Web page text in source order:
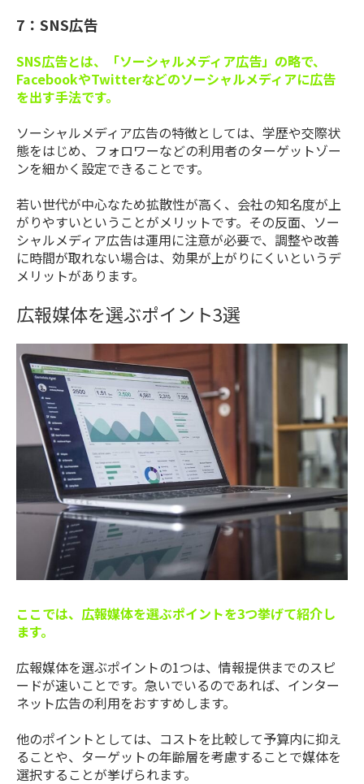
7：SNS広告
SNS広告とは、「ソーシャルメディア広告」の略で、
FacebookやTwitterなどのソーシャルメディアに広告
を出す手法です。
ソーシャルメディア広告の特徴としては、学歴や交際状
態をはじめ、フォロワーなどの利用者のターゲットゾー
ンを細かく設定できることです。
若い世代が中心なため拡散性が高く、会社の知名度が上
がりやすいということがメリットです。その反面、ソー
シャルメディア広告は運用に注意が必要で、調整や改善
に時間が取れない場合は、効果が上がりにくいというデ
メリットがあります。
広報媒体を選ぶポイント3選
ここでは、広報媒体を選ぶポイントを3つ挙げて紹介し
ます。
広報媒体を選ぶポイントの1つは、情報提供までのスピ
ードが速いことです。急いでいるのであれば、インター
ネット広告の利用をおすすめします。
他のポイントとしては、コストを比較して予算内に抑え
ることや、ターゲットの年齢層を考慮することで媒体を
選択することが挙げられます。